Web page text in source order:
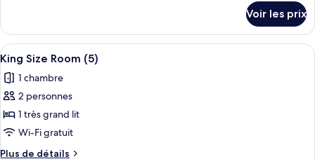
King
Size
Room
(4)
le
type
de
chambre
King
Size
(4)
Voir les prix
Afficher
toutes
les
photos
pour
ce
type
Bureau, fer et planche à repasser,
7
King Size Room (5)
1 chambre
2 personnes
1 très grand lit
Wi-Fi gratuit
Plus de détails
Plus